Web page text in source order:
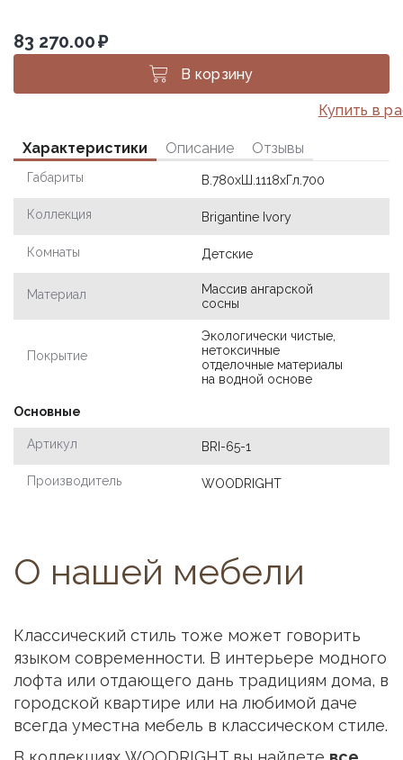
83 270.00₽
В корзину
Купить в
Характеристики Описание Отзывы
Габариты В.780хШ.1118хГл.700
Коллекция Brigantine Ivory
Комнаты Детские
Материал
Массив ангарской
сосны
Покрытие
Экологически чистые,
нетоксичные
отделочные материалы
на водной основе
Основные
Артикул BRI-65-1
Производитель WOODRIGHT
О нашей мебели
Классический стиль тоже может говорить
языком современности. В интерьере модного
лофта или отдающего дань традициям дома, в
городской квартире или на любимой даче
всегда уместна мебель в классическом стиле.